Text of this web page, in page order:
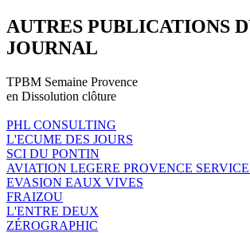
AUTRES PUBLICATIONS
JOURNAL
TPBM Semaine Provence
en Dissolution clôture
PHL CONSULTING
L'ECUME DES JOURS
SCI DU PONTIN
AVIATION LEGERE PROVENCE
EVASION EAUX VIVES
FRAIZOU
L'ENTRE DEUX
ZÉROGRAPHIC